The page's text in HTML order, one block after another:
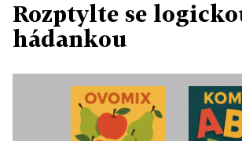
Rozptylte se
hádankou